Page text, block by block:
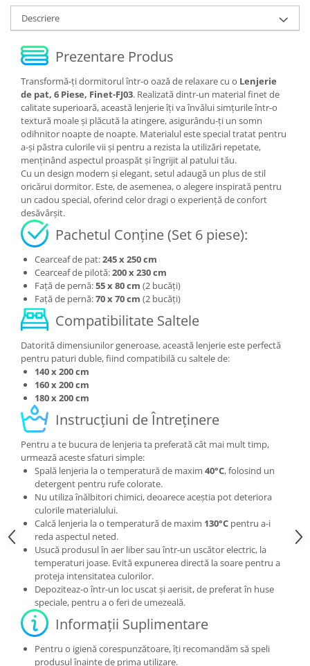
Descriere
Prezentare Produs
Transformă-ți dormitorul într-o oază de relaxare cu o Lenjerie
de pat, 6 Piese, Finet-FJ03. Realizată dintr-un material finet de
calitate superioară, această lenjerie îți va învălui simțurile într-o
textură moale și plăcută la atingere, asigurându-ți un somn
odihnitor noapte de noapte. Materialul este special tratat pentru
a-și păstra culorile vii și pentru a rezista la utilizări repetate,
menținând aspectul proaspăt și îngrijit al patului tău.
Cu un design modern și elegant, setul adaugă un plus de stil
oricărui dormitor. Este, de asemenea, o alegere inspirată pentru
un cadou special, oferind celor dragi o experiență de confort
desăvârșit.
Pachetul Conține (Set 6 piese):
Cearceaf de pat:245 x 250 cm
Cearceaf de pilotă:200 x 230 cm
Față de pernă:55 x 80 cm (2 bucăți)
Față de pernă:70 x 70 cm (2 bucăți)
Compatibilitate Saltele
Datorită dimensiunilor generoase, această lenjerie este perfectă
pentru paturi duble, fiind compatibilă cu saltele de:
140 x 200 cm
160 x 200 cm
180 x 200 cm
Instrucțiuni de Întreținere
Pentru a te bucura de lenjeria ta preferată cât mai mult timp,
urmează aceste sfaturi simple:
Spală lenjeria la o temperatură de maxim 40°C, folosind un
detergent pentru rufe colorate.
Nu utiliza înălbitori chimici, deoarece aceștia pot deteriora
culorile materialului.
Calcă lenjeria la o temperatură de maxim 130°C pentru a-i
reda aspectul neted.
Usucă produsul în aer liber sau într-un uscător electric, la
temperaturi joase. Evită expunerea directă la soare pentru a
proteja intensitatea culorilor.
Depoziteaz-o într-un loc uscat și aerisit, de preferat în huse
speciale, pentru a o feri de umezeală.
Informații Suplimentare
Pentru o igienă corespunzătoare, îți recomandăm să speli
produsul înainte de prima utilizare.